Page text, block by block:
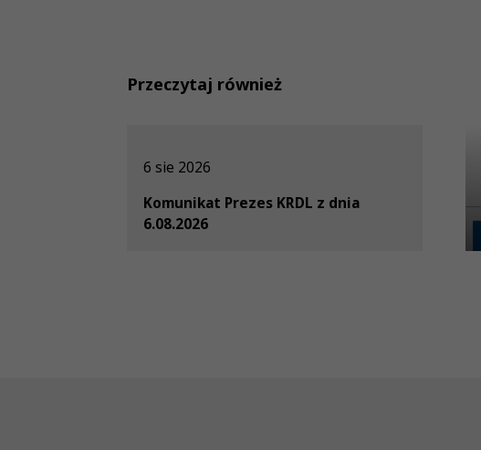
Przeczytaj również
6 sie 2026
Komunikat Prezes KRDL z dnia
6.08.2026